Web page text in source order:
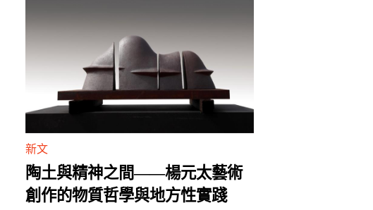
新文
陶土與精神之間——楊元太藝術
創作的物質哲學與地方性實踐